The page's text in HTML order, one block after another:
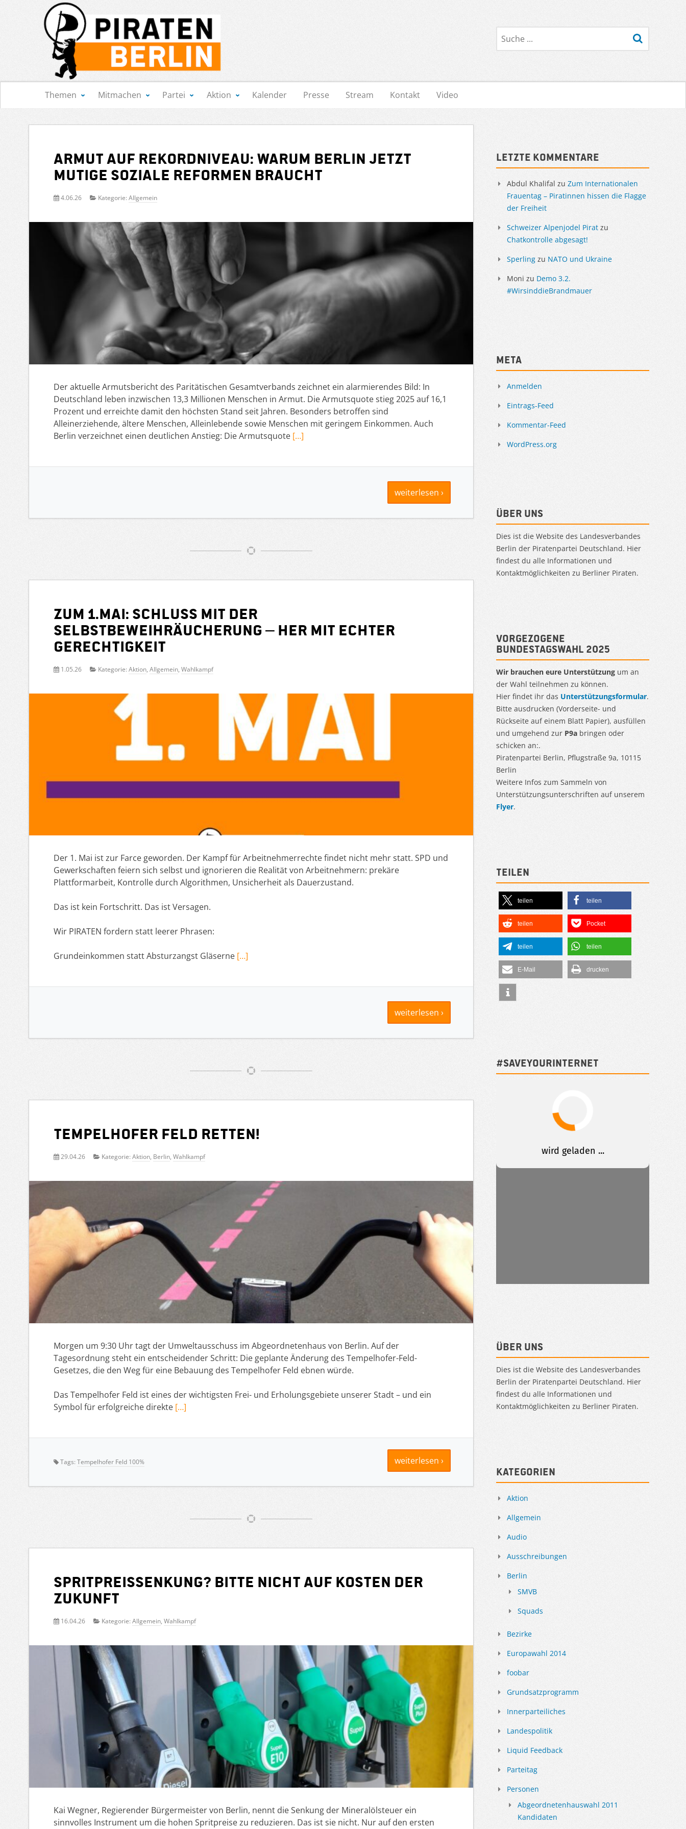
Suche
Navigation
Themen Mitmachen Partei Aktion Kalender Presse Stream Kontakt Video
Armut auf Rekordniveau: Warum Berlin jetzt
mutige soziale Reformen braucht
4.06.26 Kategorie: Allgemein
Der aktuelle Armutsbericht des Paritätischen Gesamtverbands zeichnet ein alarmierendes Bild: In
Deutschland leben inzwischen 13,3 Millionen Menschen in Armut. Die Armutsquote stieg 2025 auf 16,1
Prozent und erreichte damit den höchsten Stand seit Jahren. Besonders betroffen sind
Alleinerziehende, ältere Menschen, Alleinlebende sowie Menschen mit geringem Einkommen. Auch
Berlin verzeichnet einen deutlichen Anstieg: Die Armutsquote […]
weiterlesen ›
Zum 1.Mai: Schluss mit der
Selbstbeweihräucherung – her mit echter
Gerechtigkeit
1.05.26 Kategorie: Aktion, Allgemein, Wahlkampf
Der 1. Mai ist zur Farce geworden. Der Kampf für Arbeitnehmerrechte findet nicht mehr statt. SPD und
Gewerkschaften feiern sich selbst und ignorieren die Realität von Arbeitnehmern: prekäre
Plattformarbeit, Kontrolle durch Algorithmen, Unsicherheit als Dauerzustand.
Das ist kein Fortschritt. Das ist Versagen.
Wir PIRATEN fordern statt leerer Phrasen:
Grundeinkommen statt Absturzangst Gläserne […]
weiterlesen ›
Tempelhofer Feld retten!
29.04.26 Kategorie: Aktion, Berlin, Wahlkampf
Morgen um 9:30 Uhr tagt der Umweltausschuss im Abgeordnetenhaus von Berlin. Auf der
Tagesordnung steht ein entscheidender Schritt: Die geplante Änderung des Tempelhofer-Feld-
Gesetzes, die den Weg für eine Bebauung des Tempelhofer Feld ebnen würde.
Das Tempelhofer Feld ist eines der wichtigsten Frei- und Erholungsgebiete unserer Stadt – und ein
Symbol für erfolgreiche direkte […]
weiterlesen ›
Tags: Tempelhofer Feld 100%
Spritpreissenkung? Bitte nicht auf Kosten der
Zukunft
16.04.26 Kategorie: Allgemein, Wahlkampf
Kai Wegner, Regierender Bürgermeister von Berlin, nennt die Senkung der Mineralölsteuer ein
sinnvolles Instrument um die hohen Spritpreise zu reduzieren. Das ist sie nicht. Nur auf den ersten
Letzte Kommentare
Abdul Khalifal zu Zum Internationalen
Frauentag – Piratinnen hissen die Flagge
der Freiheit
Schweizer Alpenjodel Pirat zu
Chatkontrolle abgesagt!
Sperling zu NATO und Ukraine
Moni zu Demo 3.2.
#WirsinddieBrandmauer
Meta
Anmelden
Eintrags-Feed
Kommentar-Feed
WordPress.org
Über uns
Dies ist die Website des Landesverbandes
Berlin der Piratenpartei Deutschland. Hier
findest du alle Informationen und
Kontaktmöglichkeiten zu Berliner Piraten.
Vorgezogene
Bundestagswahl 2025
Wir brauchen eure Unterstützung um an
der Wahl teilnehmen zu können.
Hier findet ihr das Unterstützungsformular.
Bitte ausdrucken (Vorderseite- und
Rückseite auf einem Blatt Papier), ausfüllen
und umgehend zur P9a bringen oder
schicken an:.
Piratenpartei Berlin, Pflugstraße 9a, 10115
Berlin
Weitere Infos zum Sammeln von
Unterstützungsunterschriften auf unserem
Flyer.
Teilen
teilen teilen
teilen Pocket
teilen teilen
E-Mail drucken
#SAVEYOURINTERNET
Über uns
Dies ist die Website des Landesverbandes
Berlin der Piratenpartei Deutschland. Hier
findest du alle Informationen und
Kontaktmöglichkeiten zu Berliner Piraten.
Kategorien
Aktion
Allgemein
Audio
Ausschreibungen
Berlin
SMVB
Squads
Bezirke
Europawahl 2014
foobar
Grundsatzprogramm
Innerparteiliches
Landespolitik
Liquid Feedback
Parteitag
Personen
Abgeordnetenhauswahl 2011
Kandidaten